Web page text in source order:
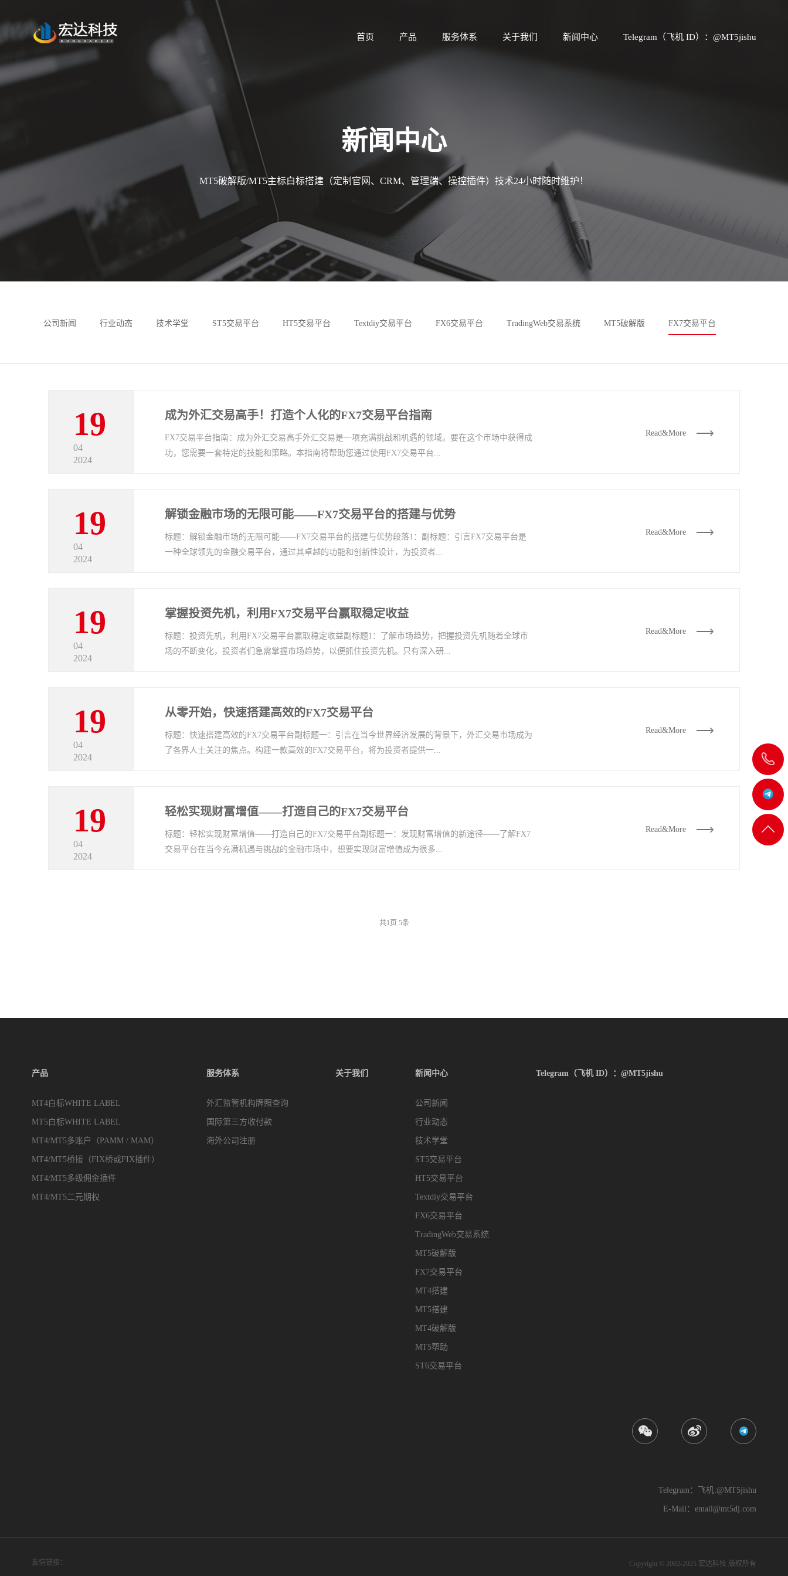
首页 产品 服务体系 关于我们 新闻中心 Telegram（飞机 ID）：@MT5jishu
飞
机
客服
返回
新闻中心
MT5破解版/MT5主标白标搭建（定制官网、CRM、管理端、操控插件）技术24小时随时维护！
公司新闻 行业动态 技术学堂 ST5交易平台 HT5交易平台 Textdiy交易平台 FX6交易平台 TradingWeb交易系统 MT5破解版 FX7交易平台
19
04
2024
成为外汇交易高手！打造个人化的FX7交易平台指南
FX7交易平台指南：成为外汇交易高手外汇交易是一项充满挑战和机遇的领域。要在这个市场中获得成
功，您需要一套特定的技能和策略。本指南将帮助您通过使用FX7交易平台...
Read&More
19
04
2024
解锁金融市场的无限可能——FX7交易平台的搭建与优势
标题：解锁金融市场的无限可能——FX7交易平台的搭建与优势段落1：副标题：引言FX7交易平台是
一种全球领先的金融交易平台，通过其卓越的功能和创新性设计，为投资者...
Read&More
19
04
2024
掌握投资先机，利用FX7交易平台赢取稳定收益
标题：投资先机，利用FX7交易平台赢取稳定收益副标题1：了解市场趋势，把握投资先机随着全球市
场的不断变化，投资者们急需掌握市场趋势，以便抓住投资先机。只有深入研...
Read&More
19
04
2024
从零开始，快速搭建高效的FX7交易平台
标题：快速搭建高效的FX7交易平台副标题一：引言在当今世界经济发展的背景下，外汇交易市场成为
了各界人士关注的焦点。构建一款高效的FX7交易平台，将为投资者提供一...
Read&More
19
04
2024
轻松实现财富增值——打造自己的FX7交易平台
标题：轻松实现财富增值——打造自己的FX7交易平台副标题一：发现财富增值的新途径——了解FX7
交易平台在当今充满机遇与挑战的金融市场中，想要实现财富增值成为很多...
Read&More
共1 页 5条
产品
MT4白标WHITE LABEL
MT5白标WHITE LABEL
MT4/MT5多账户（PAMM / MAM）
MT4/MT5桥接（FIX桥或FIX插件）
MT4/MT5多级佣金插件
MT4/MT5二元期权
服务体系
外汇监管机构牌照查询
国际第三方收付款
海外公司注册
关于我们 新闻中心
公司新闻
行业动态
技术学堂
ST5交易平台
HT5交易平台
Textdiy交易平台
FX6交易平台
TradingWeb交易系统
MT5破解版
FX7交易平台
MT4搭建
MT5搭建
MT4破解版
MT5帮助
ST6交易平台
Telegram（飞机 ID）：@MT5jishu
Telegram：飞机:@MT5jishu
E-Mail：email@mt5dj.com
友情链接： Copyright © 2002-2025 宏达科技 版权所有